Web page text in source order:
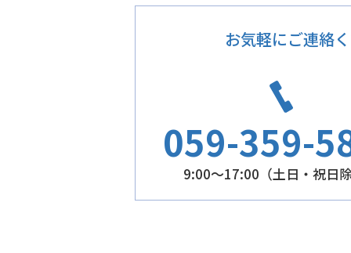
お気軽にご連絡
059-359-
9:00～17:00（土日・祝日